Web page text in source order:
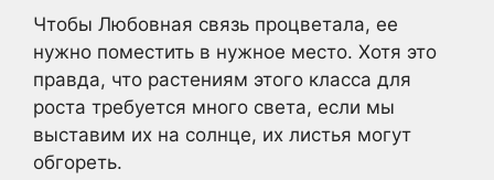
Чтобы Любовная связь процветала, ее
нужно поместить в нужное место. Хотя это
правда, что растениям этого класса для
роста требуется много света, если мы
выставим их на солнце, их листья могут
обгореть.